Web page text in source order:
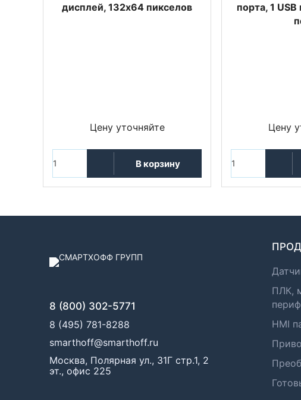
дисплей, 132x64 пикселов
Цену уточняйте
В корзину
порта, 1
Цену
8 (800) 302-5771
8 (495) 781-8288
smarthoff@smarthoff.ru
Москва, Полярная ул., 31Г стр.1, 2
эт., офис 225
ПЛК,
HMI